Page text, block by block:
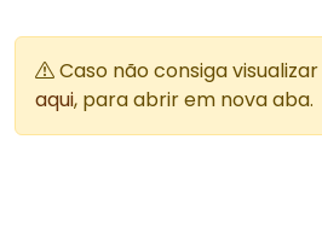
Caso não consiga
aqui, para abrir em nova aba.